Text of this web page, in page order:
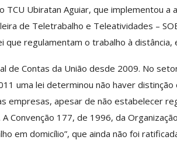
TCU Ubiratan Aguiar, que implementou a
de Teletrabalho e Teleatividades –
regulamentam o trabalho à distância,
de Contas da União desde 2009. No
uma lei determinou não haver
empresas, apesar de não estabelecer
Convenção 177, de 1996, da
em domicílio”, que ainda não foi
Comunicacao 29 jun, 2026
IMPRENSA